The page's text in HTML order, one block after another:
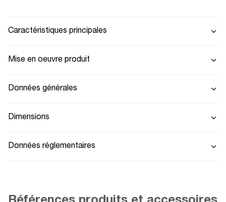
Caractéristiques principales
Mise en oeuvre produit
Données générales
Dimensions
Données réglementaires